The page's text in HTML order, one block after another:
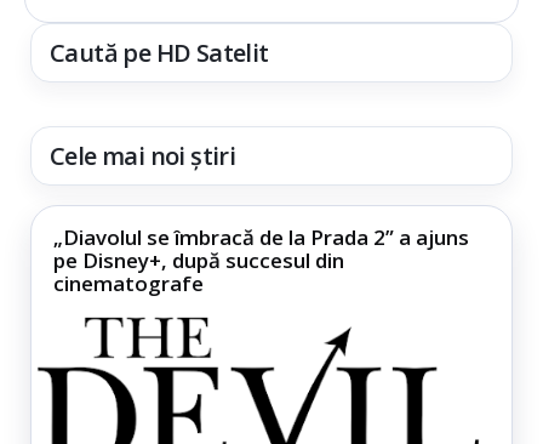
Caută pe HD Satelit
Cele mai noi știri
„Diavolul se îmbracă de la Prada 2” a ajuns
pe Disney+, după succesul din
cinematografe